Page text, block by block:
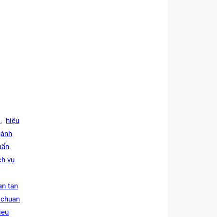
, hiệu
vụ
tan